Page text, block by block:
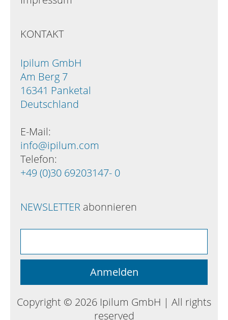
KONTAKT
Ipilum GmbH
Am Berg 7
16341 Panketal
Deutschland
E-Mail:
info@ipilum.com
Telefon:
+49 (0)30 69203147- 0
NEWSLETTER abonnieren
Copyright © 2026 Ipilum GmbH | All rights
reserved